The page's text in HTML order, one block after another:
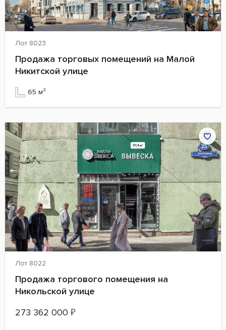
Лот 8023
Продажа торговых помещений на Малой
Никитской улице
65 м²
Лот 8022
Продажа торгового помещения на
Никольской улице
273 362 000 ₽